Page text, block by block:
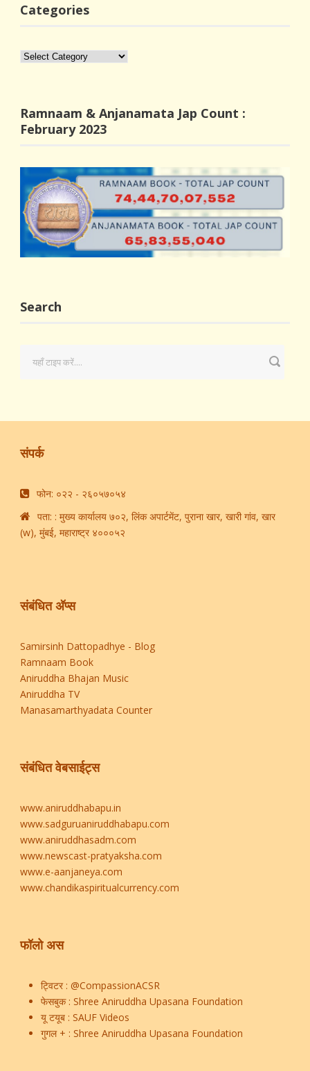
Categories
Categories
Ramnaam & Anjanamata Jap Count :
February 2023
Search
संपर्क
फोन: ​०२२ - २६०५७०५४​
पता: : मुख्य कार्यालय ७०२, लिंक अपार्टमेंट, पुराना खार, खारी गांव, खार
(w), मुंबई, महाराष्ट्र ४०००५२
संबंधित अ‍ॅप्स
Samirsinh Dattopadhye - Blog
Ramnaam Book
Aniruddha Bhajan Music
Aniruddha TV
Manasamarthyadata Counter
संबंधित वेबसाईट्स
www.aniruddhabapu.in
www.sadguruaniruddhabapu.com
www.aniruddhasadm.com
www.newscast-pratyaksha.com
www.e-aanjaneya.com
www.chandikaspiritualcurrency.com
फॉलो अस
ट्विटर : @CompassionACSR
फेसबुक : Shree Aniruddha Upasana Foundation
यू टयूब : SAUF Videos
गुगल + : Shree Aniruddha Upasana Foundation